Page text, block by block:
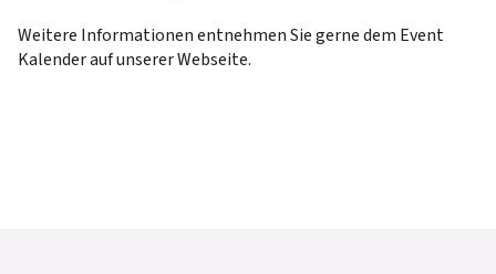
Weitere Informationen entnehmen Sie gerne dem Event
Kalender auf unserer Webseite.